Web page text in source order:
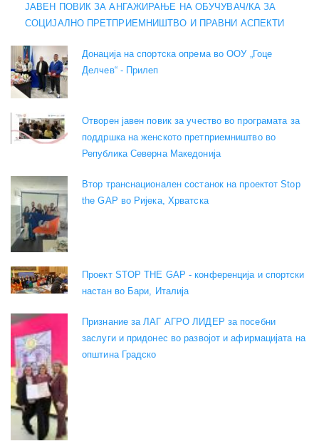
ЈАВЕН ПОВИК ЗА АНГАЖИРАЊЕ НА ОБУЧУВАЧ/КА ЗА
СОЦИЈАЛНО ПРЕТПРИЕМНИШТВО И ПРАВНИ АСПЕКТИ
Донација на спортска опрема во ООУ „Гоце
Делчев“ - Прилеп
Отворен јавен повик за учество во програмата за
поддршка на женското претприемништво во
Република Северна Македонија
Втор транснационален состанок на проектот Stop
the GAP во Ријека, Хрватска
Проект STOP THE GAP - конференција и спортски
настан во Бари, Италија
Признание за ЛАГ АГРО ЛИДЕР за посебни
заслуги и придонес во развојот и афирмацијата на
општина Градско